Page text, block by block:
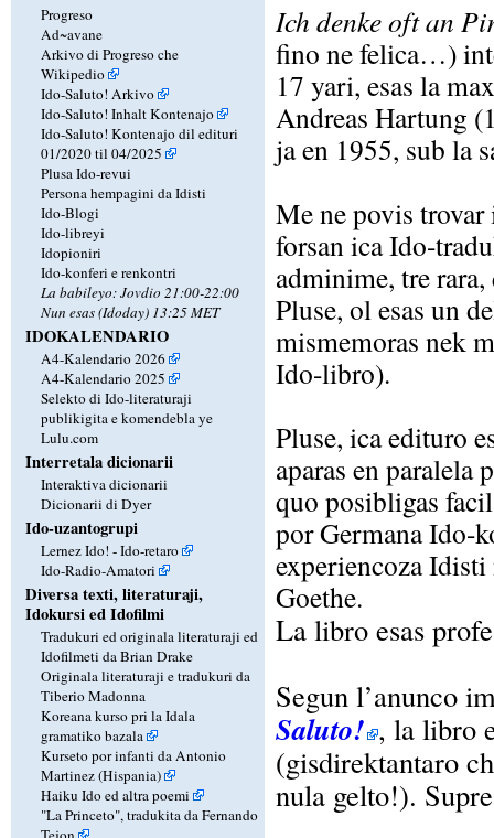
Progreso
Ad~avane
Arkivo di Progreso che
Wikipedio
Ido-Saluto! Arkivo
Ido-Saluto! Inhalt Kontenajo
Ido-Saluto! Kontenajo dil edituri
01/2020 til 04/2025
Plusa Ido-revui
Persona hempagini da Idisti
Ido-Blogi
Ido-libreyi
Idopioniri
Ido-konferi e renkontri
La babileyo: Jovdio 21:00-22:00
Nun esas (Idoday) 13:25 MET
IDOKALENDARIO
A4-Kalendario 2026
A4-Kalendario 2025
Selekto di Ido-literaturaji
publikigita e komendebla ye
Lulu.com
Interretala dicionarii
Interaktiva dicionarii
Dicionarii di Dyer
Ido-uzantogrupi
Lernez Ido! - Ido-retaro
Ido-Radio-Amatori
Diversa texti, literaturaji,
Idokursi ed Idofilmi
Tradukuri ed originala literaturaji ed
Idofilmeti da Brian Drake
Originala literaturaji e tradukuri da
Tiberio Madonna
Koreana kurso pri la Idala
gramatiko bazala
Kurseto por infanti da Antonio
Martinez (Hispania)
Haiku Ido ed altra poemi
"La Princeto", tradukita da Fernando
Ich denke oft an
fino ne felica…)
17 yari, esas la
Andreas Hartung
ja en 1955, sub la
Me ne povis
forsan ica Ido-
adminime, tre
Pluse, ol esas un
mismemoras nek
Ido-libro).
Pluse, ica edituro
aparas en paralela
quo posibligas
por Germana Ido-
experiencoza
Goethe.
La libro esas
Segun l’anunco
Saluto! , la libro
(gisdirektantaro
nula gelto!).